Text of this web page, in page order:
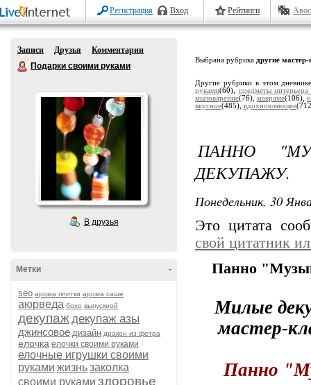
Регистрация Вход Рейтинги
Записи Друзья
Комментарии
Подарки своими руками
В друзья
-
Метки
seo арома плитки арома саше
аюрведа бохо выпускной
декупаждекупаж азы
джинсовое дизайн дракон из фетра
елочка елочки своими руками
елочные игрушки своими
руками жизньзаколка
своими руками здоровье
Выбрана рубрика другие
Другие рубрики в этом
руками(60), предметы
мыловарение(76),макраме(106),
вкусное(485), вдохновляющее
ПАННО
ДЕКУПАЖУ.
Понедельник, 30
Это цитата
свой цитатник
Панно
Милые
мастер-
Панно